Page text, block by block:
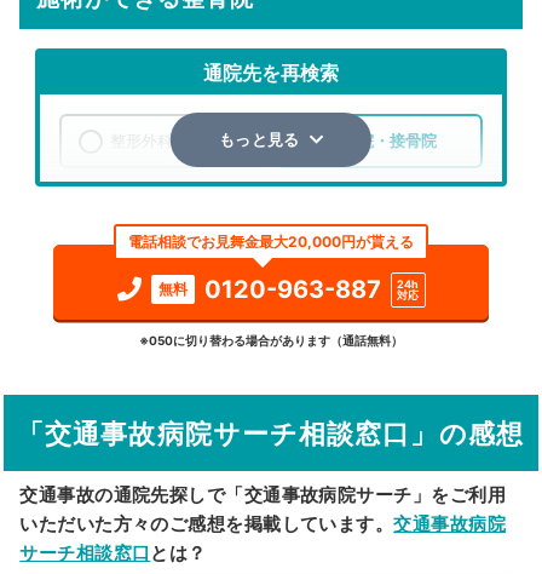
通院先を再検索
整形外科 整骨院・接骨院
検索する
詳細条件で絞り込む
駅から探す 院名から探す
もっと見る
電話相談でお見舞金最大20,000円が貰える
無料 0120-963-887
24h
対応
※050に切り替わる場合があります（通話無料）
「交通事故病院サーチ相談窓口」の感想
交通事故の通院先探しで「交通事故病院サーチ」をご利用
いただいた方々のご感想を掲載しています。交通事故病院
サーチ相談窓口 とは？